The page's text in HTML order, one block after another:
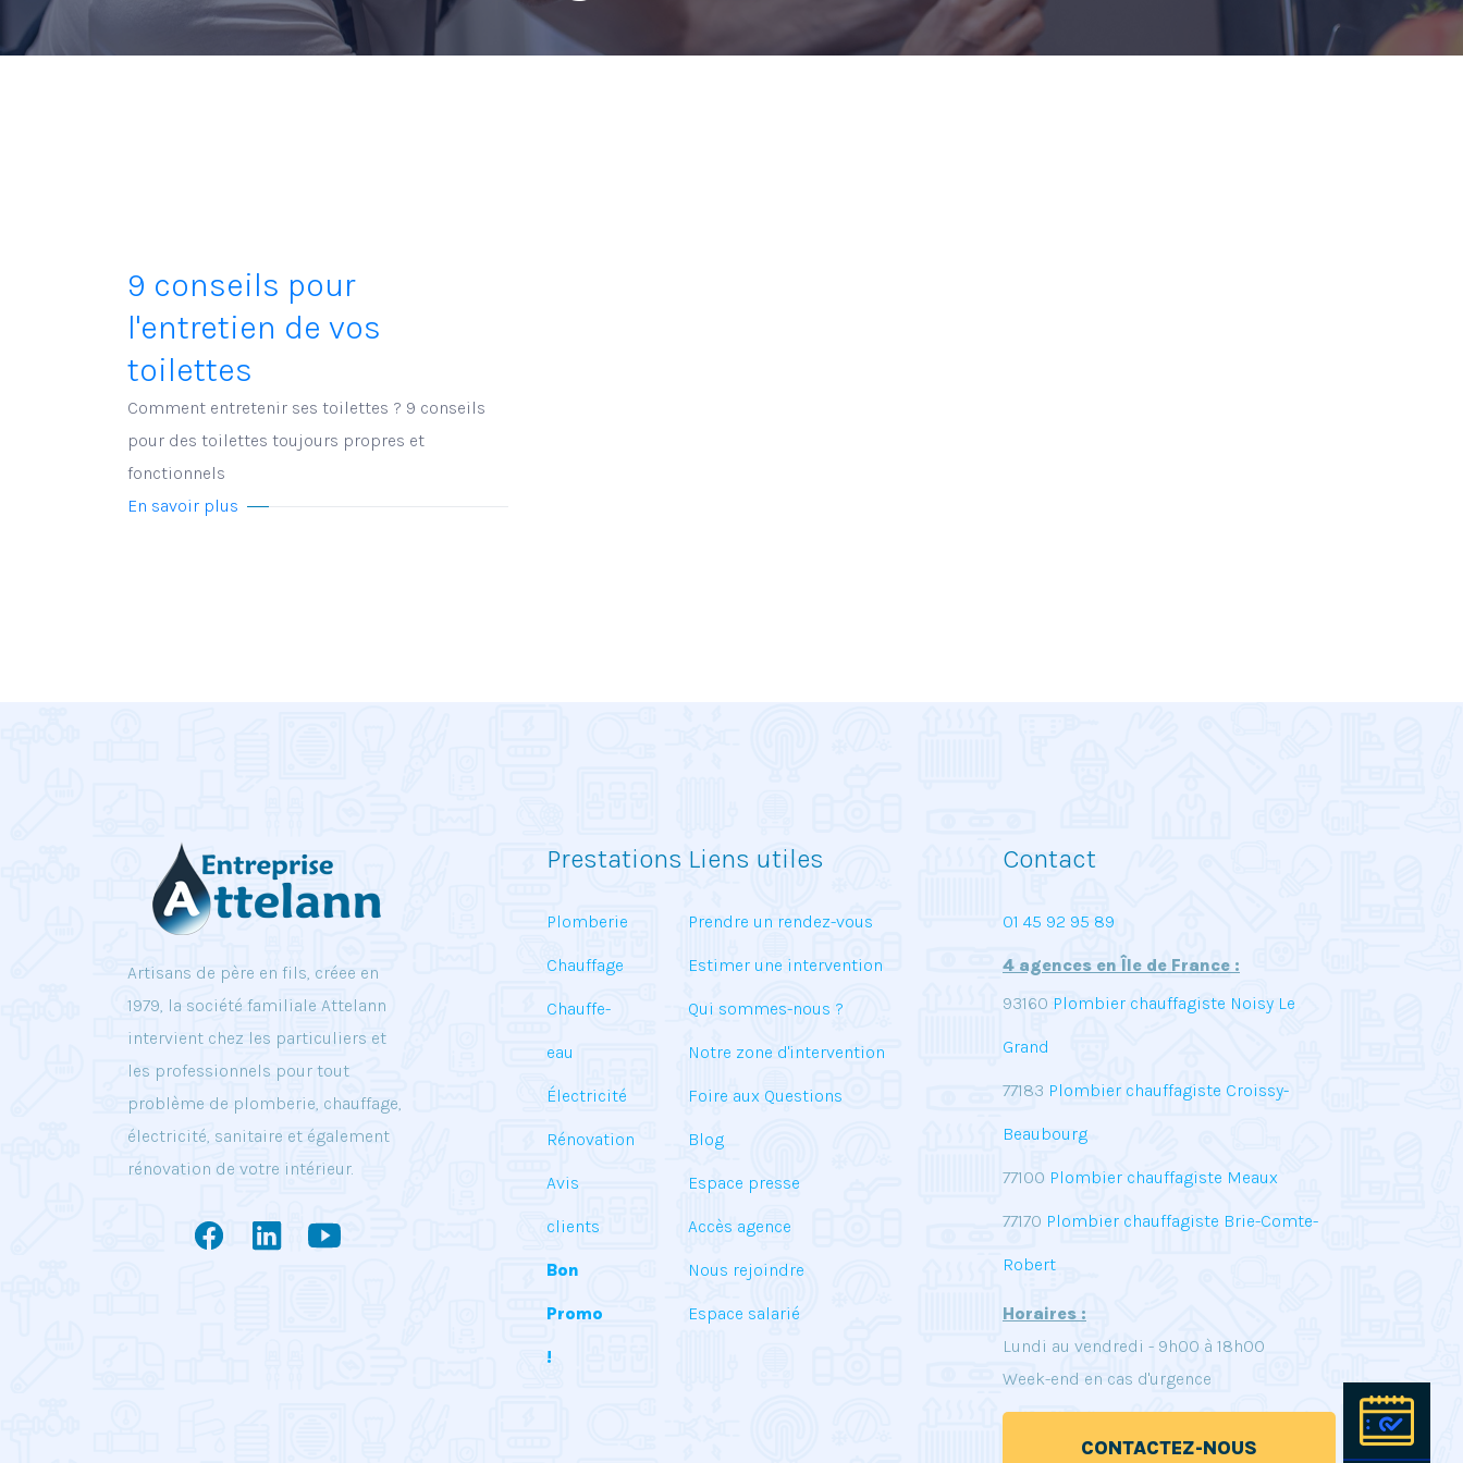
9 conseils pour
l'entretien de vos
toilettes
Comment entretenir ses toilettes ? 9 conseils
pour des toilettes toujours propres et
fonctionnels
En savoir plus
Artisans de père en fils, créee en
1979, la société familiale Attelann
intervient chez les particuliers et
les professionnels pour tout
problème de plomberie, chauffage,
électricité, sanitaire et également
rénovation de votre intérieur.
Prestations
Plomberie
Chauffage
Chauffe-
eau
Électricité
Rénovation
Avis
clients
Bon
Promo
!
Liens utiles
Prendre un rendez-vous
Estimer une intervention
Qui sommes-nous ?
Notre zone d'intervention
Foire aux Questions
Blog
Espace presse
Accès agence
Nous rejoindre
Espace salarié
Contact
01 45 92 95 89
4 agences en Île de France :
93160 Plombier chauffagiste Noisy Le
Grand
77183 Plombier chauffagiste Croissy-
Beaubourg
77100 Plombier chauffagiste Meaux
77170 Plombier chauffagiste Brie-Comte-
Robert
Horaires :
Lundi au vendredi - 9h00 à 18h00
Week-end en cas d'urgence
CONTACTEZ-NOUS